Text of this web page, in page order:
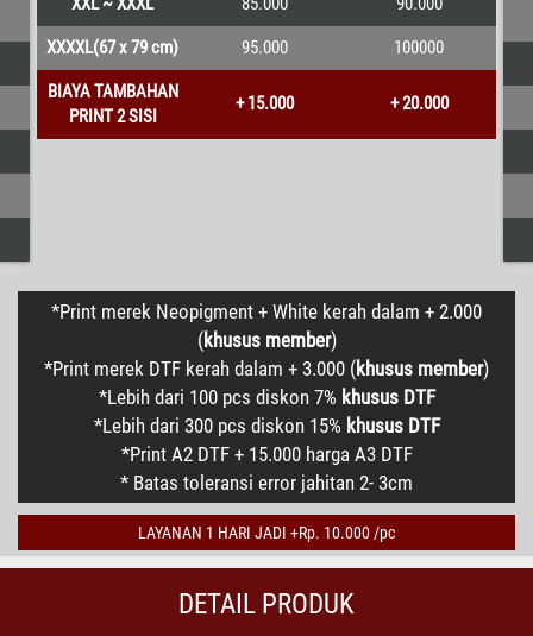
XXXXL(67 x 79 cm) 95.000 100000
BIAYA TAMBAHAN
PRINT 2 SISI
+ 15.000 + 20.000
*Print merek Neopigment + White kerah dalam + 2.000
(khusus member)
*Print merek DTF kerah dalam + 3.000 (khusus member)
*Lebih dari 100 pcs diskon 7% khusus DTF
*Lebih dari 300 pcs diskon 15% khusus DTF
*Print A2 DTF + 15.000 harga A3 DTF
* Batas toleransi error jahitan 2- 3cm
LAYANAN 1 HARI JADI +Rp. 10.000 /pc
DETAIL PRODUK